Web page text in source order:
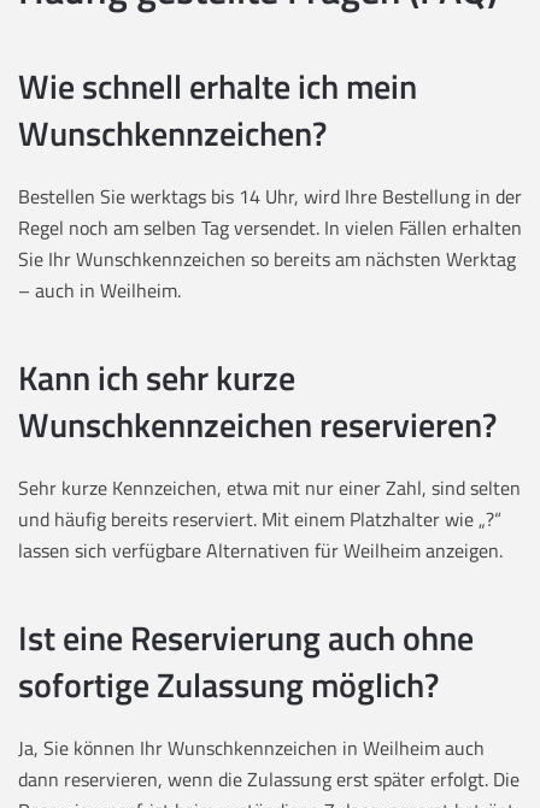
Wie schnell erhalte ich mein
Wunschkennzeichen?
Bestellen Sie werktags bis 14 Uhr, wird Ihre Bestellung in der
Regel noch am selben Tag versendet. In vielen Fällen erhalten
Sie Ihr Wunschkennzeichen so bereits am nächsten Werktag
– auch in Weilheim.
Kann ich sehr kurze
Wunschkennzeichen reservieren?
Sehr kurze Kennzeichen, etwa mit nur einer Zahl, sind selten
und häufig bereits reserviert. Mit einem Platzhalter wie „?“
lassen sich verfügbare Alternativen für Weilheim anzeigen.
Ist eine Reservierung auch ohne
sofortige Zulassung möglich?
Ja, Sie können Ihr Wunschkennzeichen in Weilheim auch
dann reservieren, wenn die Zulassung erst später erfolgt. Die